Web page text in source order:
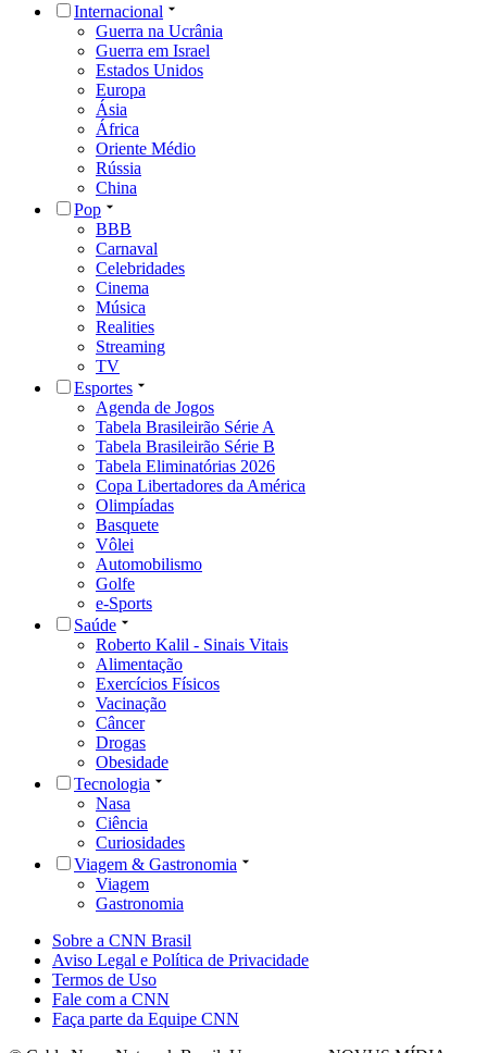
Internacional
Guerra na Ucrânia
Guerra em Israel
Estados Unidos
Europa
Ásia
África
Oriente Médio
Rússia
China
Pop
BBB
Carnaval
Celebridades
Cinema
Música
Realities
Streaming
TV
Esportes
Agenda de Jogos
Tabela Brasileirão Série A
Tabela Brasileirão Série B
Tabela Eliminatórias 2026
Copa Libertadores da América
Olimpíadas
Basquete
Vôlei
Automobilismo
Golfe
e-Sports
Saúde
Roberto Kalil - Sinais Vitais
Alimentação
Exercícios Físicos
Vacinação
Câncer
Drogas
Obesidade
Tecnologia
Nasa
Ciência
Curiosidades
Viagem & Gastronomia
Viagem
Gastronomia
Sobre a CNN Brasil
Aviso Legal e Política de Privacidade
Termos de Uso
Fale com a CNN
Faça parte da Equipe CNN